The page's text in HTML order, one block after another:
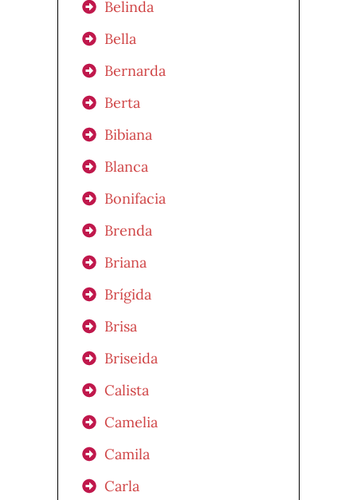
Belinda
Bella
Bernarda
Berta
Bibiana
Blanca
Bonifacia
Brenda
Briana
Brígida
Brisa
Briseida
Calista
Camelia
Camila
Carla